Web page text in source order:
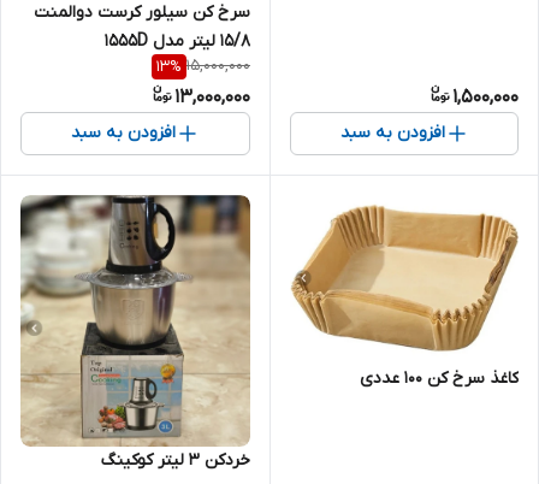
1,500,000
افزودن به سبد
سرخ کن سیلور کرست دوالمنت
15/8 لیتر مدل ۱۵۵۵D
15,000,000
13%
13,000,000
افزودن به سبد
کاغذ سرخ کن ۱۰۰ عددی
خردکن ۳ لیتر کوکینگ